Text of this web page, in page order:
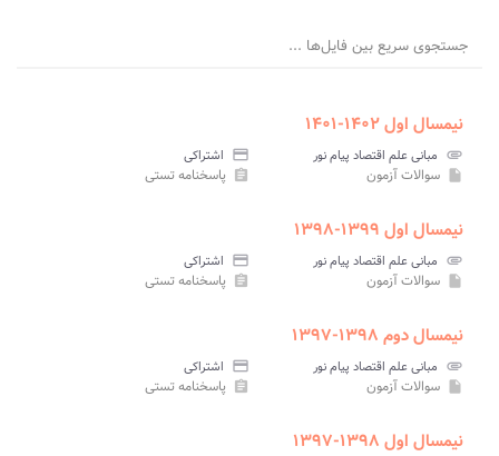
جستجوی سریع بین فایل‌ها ...
نیمسال اول ۱۴۰۲-۱۴۰۱
attachment مبانی علم اقتصاد پیام نور credit_card اشتراکی
insert_drive_file سوالات آزمون assignment پاسخنامه تستی
نیمسال اول ۱۳۹۹-۱۳۹۸
attachment مبانی علم اقتصاد پیام نور credit_card اشتراکی
insert_drive_file سوالات آزمون assignment پاسخنامه تستی
نیمسال دوم ۱۳۹۸-۱۳۹۷
attachment مبانی علم اقتصاد پیام نور credit_card اشتراکی
insert_drive_file سوالات آزمون assignment پاسخنامه تستی
نیمسال اول ۱۳۹۸-۱۳۹۷